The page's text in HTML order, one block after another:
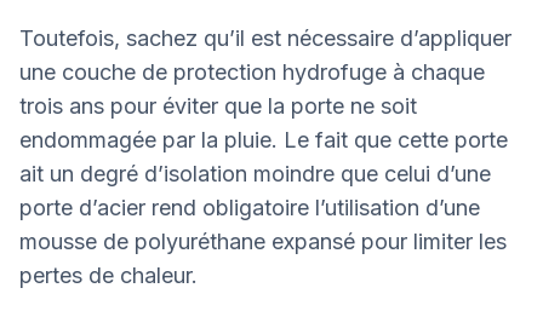
Toutefois, sachez qu’il est nécessaire d’appliquer
une couche de protection hydrofuge à chaque
trois ans pour éviter que la porte ne soit
endommagée par la pluie. Le fait que cette porte
ait un degré d’isolation moindre que celui d’une
porte d’acier rend obligatoire l’utilisation d’une
mousse de polyuréthane expansé pour limiter les
pertes de chaleur.